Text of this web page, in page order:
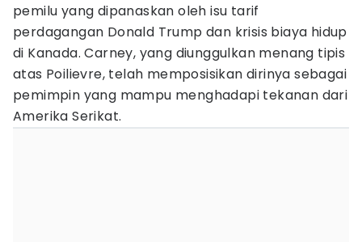
pemilu yang dipanaskan oleh isu tarif
perdagangan Donald Trump dan krisis biaya hidup
di Kanada. Carney, yang diunggulkan menang tipis
atas Poilievre, telah memposisikan dirinya sebagai
pemimpin yang mampu menghadapi tekanan dari
Amerika Serikat.